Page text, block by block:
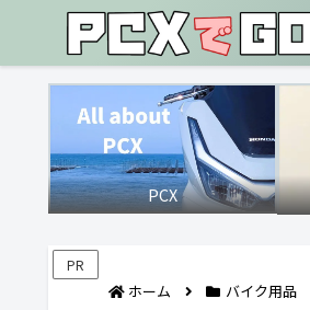
PCX
PR
ホーム バイク用品